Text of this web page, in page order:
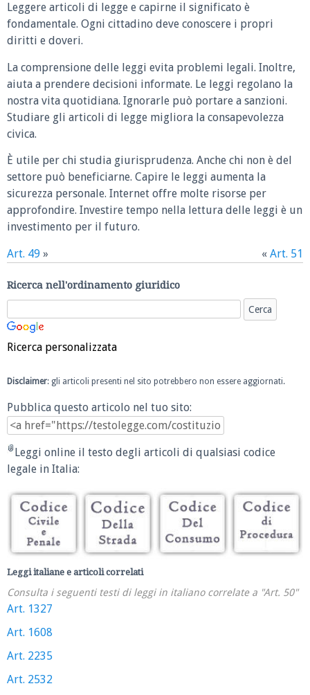
Leggere articoli di legge e capirne il significato è
fondamentale. Ogni cittadino deve conoscere i propri
diritti e doveri.
La comprensione delle leggi evita problemi legali. Inoltre,
aiuta a prendere decisioni informate. Le leggi regolano la
nostra vita quotidiana. Ignorarle può portare a sanzioni.
Studiare gli articoli di legge migliora la consapevolezza
civica.
È utile per chi studia giurisprudenza. Anche chi non è del
settore può beneficiarne. Capire le leggi aumenta la
sicurezza personale. Internet offre molte risorse per
approfondire. Investire tempo nella lettura delle leggi è un
investimento per il futuro.
Art. 49 » « Art. 51
Ricerca nell'ordinamento giuridico
Ricerca personalizzata
Disclaimer: gli articoli presenti nel sito potrebbero non essere aggiornati.
Pubblica questo articolo nel tuo sito:
Leggi online il testo degli articoli di qualsiasi codice
legale in Italia:
Leggi italiane e articoli correlati
Consulta i seguenti testi di leggi in italiano correlate a "Art. 50"
Art. 1327
Art. 1608
Art. 2235
Art. 2532